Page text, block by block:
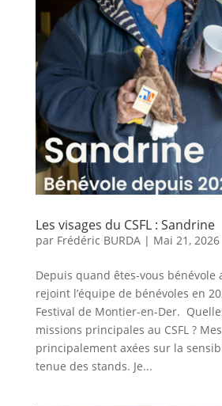
Les visages du CSFL : Sandrine
par Frédéric BURDA| Mai 21, 2026
Depuis quand êtes-vous bénévole
rejoint l’équipe de bénévoles en
Festival de Montier-en-Der.
missions principales au CSFL ?
principalement axées sur la
tenue des stands. Je...